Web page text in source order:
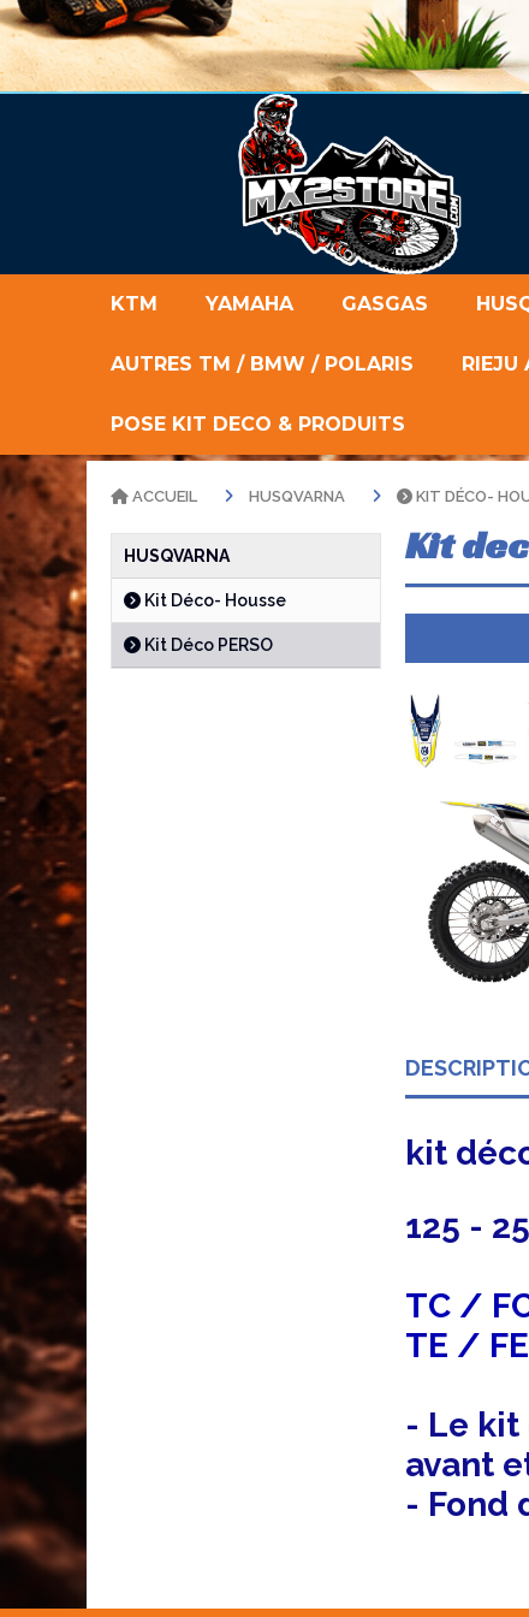
KTM YAMAHA GASGAS
AUTRES TM / BMW / POLARIS
POSE KIT DECO & PRODUITS
HUSQVARNA
Kit Déco- Housse
Kit Déco PERSO
ACCUEIL HUSQVARNA KIT DÉCO-
Kit
kit
125 -
TC /
TE /
- Le kit
avant
- Fond